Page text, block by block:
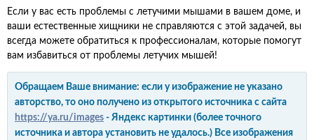
Если у вас есть проблемы с летучими мышами в вашем доме, и
ваши естественные хищники не справляются с этой задачей, вы
всегда можете обратиться к профессионалам, которые помогут
вам избавиться от проблемы летучих мышей!
Обращаем Ваше внимание: если у изображение не указано
авторство, то оно получено из открытого источника с сайта
https://ya.ru/images - Яндекс картинки (более точного
источника и автора установить не удалось.) Все изображения